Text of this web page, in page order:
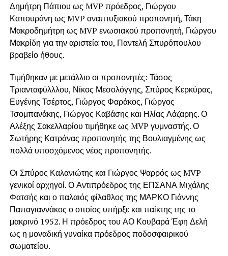
Δημήτρη Πάπιου ως MVP πρόεδρος, Γιώργου
Καπουράνη ως MVP αναπτυξιακού προπονητή, Τάκη
Μακροδημήτρη ως MVP ενωσιακού προπονητή, Γιώργου
Μακρίδη για την αριστεία του, Παντελή Σπυρόπουλου
βραβείο ήθους.
Τιμήθηκαν με μετάλλιο οι προπονητές: Τάσος
Τριανταφύλλλου, Νίκος Μεσολόγγης, Σπύρος Κερκύρας,
Ευγένης Τσέρτος, Γιώργος Φαράκος, Γιώργος
Τσομπανάκης, Γιώργος Καβάσης και Ηλίας Λάζαρης. Ο
Αλέξης Σακελλαρίου τιμήθηκε ως MVP γυμναστής. Ο
Σωτήρης Κατράνας προπονητής της Βουλιαγμένης ως
πολλά υποσχόμενος νέος προπονητής.
Οι Σπύρος Καλανιώτης και Γιώργος Ψαρρός ως MVP
γενικοί αρχηγοί. Ο Αντιπρόεδρος της ΕΠΣΑΝΑ Μιχάλης
Φατσής και ο παλαιός φίλαθλος της ΜΑΡΚΟ Γιάννης
Παπαγιαννάκος ο οποίος υπήρξε και παίκτης της το
μακρινό 1952. Η πρόεδρος του ΑΟ Κουβαρά Έφη Δελή
ως η μοναδική γυναίκα πρόεδρος ποδοσφαιρικού
σωματείου.